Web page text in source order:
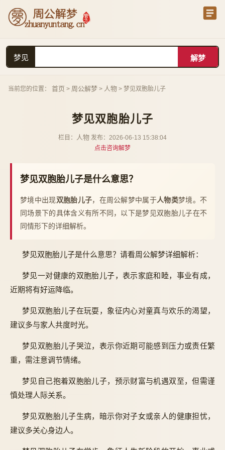
梦见
当前您的位置： 首页 > 周公解梦 > 人物 > 梦见双胞胎儿子
梦见双胞胎儿子
栏目： 人物 发布：2026-06-13 15:38:04
点击咨询解梦
梦见双胞胎儿子是什么意思？
梦境中出现双胞胎儿子，在周公解梦中属于人物类梦境。不
同场景下的具体含义有所不同，以下是梦见双胞胎儿子在不
同情形下的详细解析。
梦见双胞胎儿子是什么意思？请看周公解梦详细解析：
梦见一对健康的双胞胎儿子，表示家庭和睦，事业有成，
近期将有好运降临。
梦见双胞胎儿子在玩耍，象征内心对童真与欢乐的渴望，
建议多与家人共度时光。
梦见双胞胎儿子哭泣，表示你近期可能感到压力或责任繁
重，需注意调节情绪。
梦见自己抱着双胞胎儿子，预示财富与机遇双至，但需谨
慎处理人际关系。
梦见双胞胎儿子生病，暗示你对子女或亲人的健康担忧，
建议多关心身边人。